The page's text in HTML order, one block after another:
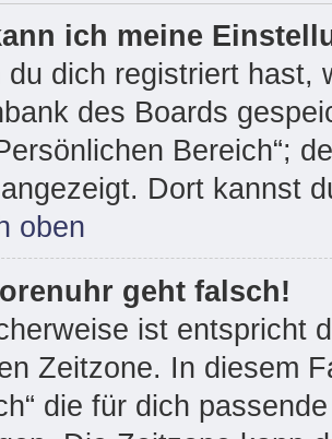
ich meine
du dich registriert hast,
des Boards
Bereich“;
Dort kannst
oben
geht falsch!
ist entspricht
Zeitzone. In diesem
die für dich